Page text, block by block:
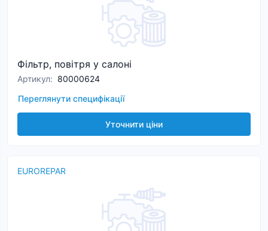
Фільтр, повітря у салоні
Артикул: 80000624
Переглянути специфікації
Уточнити ціни
EUROREPAR